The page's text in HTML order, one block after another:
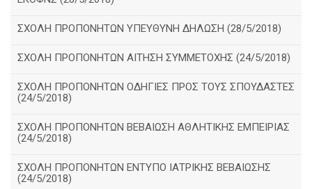
ΣΧΟΛΗ ΠΡΟΠΟΝΗΤΩΝ ΥΠΕΥΘΥΝΗ ΔΗΛΩΣΗ (28/5/2018)
ΣΧΟΛΗ ΠΡΟΠΟΝΗΤΩΝ ΑΙΤΗΣΗ ΣΥΜΜΕΤΟΧΗΣ (24/5/2018)
ΣΧΟΛΗ ΠΡΟΠΟΝΗΤΩΝ ΟΔΗΓΙΕΣ ΠΡΟΣ ΤΟΥΣ ΣΠΟΥΔΑΣΤΕΣ
(24/5/2018)
ΣΧΟΛΗ ΠΡΟΠΟΝΗΤΩΝ ΒΕΒΑΙΩΣΗ ΑΘΛΗΤΙΚΗΣ ΕΜΠΕΙΡΙΑΣ
(24/5/2018)
ΣΧΟΛΗ ΠΡΟΠΟΝΗΤΩΝ ΕΝΤΥΠΟ ΙΑΤΡΙΚΗΣ ΒΕΒΑΙΩΣΗΣ
(24/5/2018)